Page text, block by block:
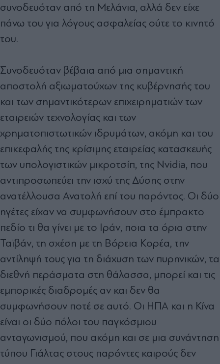
συνοδευόταν από τη Μελάνια, αλλά δεν είχε
πάνω του για λόγους ασφαλείας ούτε το κινητό
του.
Συνοδευόταν βέβαια από µια σηµαντική
αποστολή αξιωµατούχων της κυβέρνησής του
και των σηµαντικότερων επιχειρηµατιών των
εταιρειών τεχνολογίας και των
χρηµατοπιστωτικών ιδρυµάτων, ακόµη και του
επικεφαλής της κρίσιµης εταιρείας κατασκευής
των υπολογιστικών µικροτσίπ, της Nvidia, που
αντιπροσωπεύει την ισχύ της ∆ύσης στην
ανατέλλουσα Ανατολή επί του παρόντος. Οι δύο
ηγέτες είχαν να συµφωνήσουν στο έµπρακτο
πεδίο τι θα γίνει µε το Ιράν, ποια τα όρια στην
Ταϊβάν, τη σχέση µε τη Βόρεια Κορέα, την
αντίληψή τους για τη διάχυση των πυρηνικών, τα
διεθνή περάσµατα στη θάλασσα, µπορεί και τις
εµπορικές διαδροµές αν και δεν θα
συµφωνήσουν ποτέ σε αυτό. Οι ΗΠΑ και η Κίνα
είναι οι δύο πόλοι του παγκόσµιου
ανταγωνισµού, που ακόµη και σε µια συνάντηση
τύπου Γιάλτας στους παρόντες καιρούς δεν